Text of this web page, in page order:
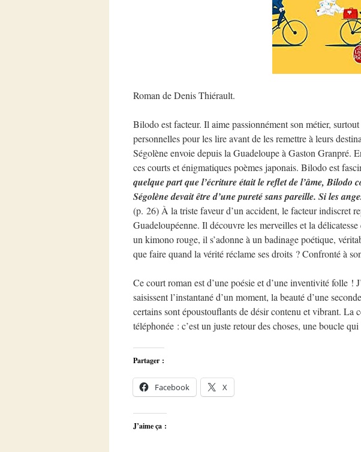
Roman de Denis Thiérault.
Bilodo est facteur. Il aime passionnément son métier,
personnelles pour les lire avant de les remettre à leurs
Ségolène envoie depuis la Guadeloupe à Gaston Granpré.
ces courts et énigmatiques poèmes japonais. Bilodo est
quelque part que l’écriture était le reflet de l’âme, Bilodo
Ségolène devait être d’une pureté sans pareille. Si les
(p. 26) À la triste faveur d’un accident, le facteur indiscret
Guadeloupéenne. Il découvre les merveilles et la
un kimono rouge, il s’adonne à un badinage poétique,
que faire quand la vérité réclame ses droits ? Confronté à
Ce court roman est d’une poésie et d’une inventivité folle !
saisissent l’instantané d’un moment, la beauté d’une
certains sont époustouflants de désir contenu et vibrant. La
téléphonée : c’est un juste retour des choses, une boucle
Partager :
Facebook X
J’aime ça :